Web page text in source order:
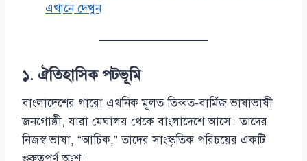
এখানে দেখুন
১. ঐতিহাসিক পটভূমি
বাংলাদেশের গারো এথনিক মূলত তিব্বত-বার্মিজ ভাষাভাষী
জনগোষ্ঠী, যারা মেঘালয় থেকে বাংলাদেশে আসে। তাদের
নিজস্ব ভাষা, “আচিক,” তাদের সাংস্কৃতিক পরিচয়ের একটি